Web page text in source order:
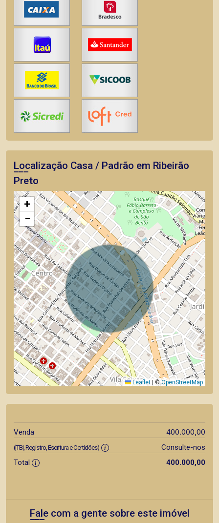
Localização Casa / Padrão em Ribeirão
Preto
+
−
Leaflet | ©OpenStreetMap
Venda 400.000,00
(ITBI, Registro, Escritura e Certidões)
Consulte-nos
Total
400.000,00
Fale com a gente sobre este imóvel